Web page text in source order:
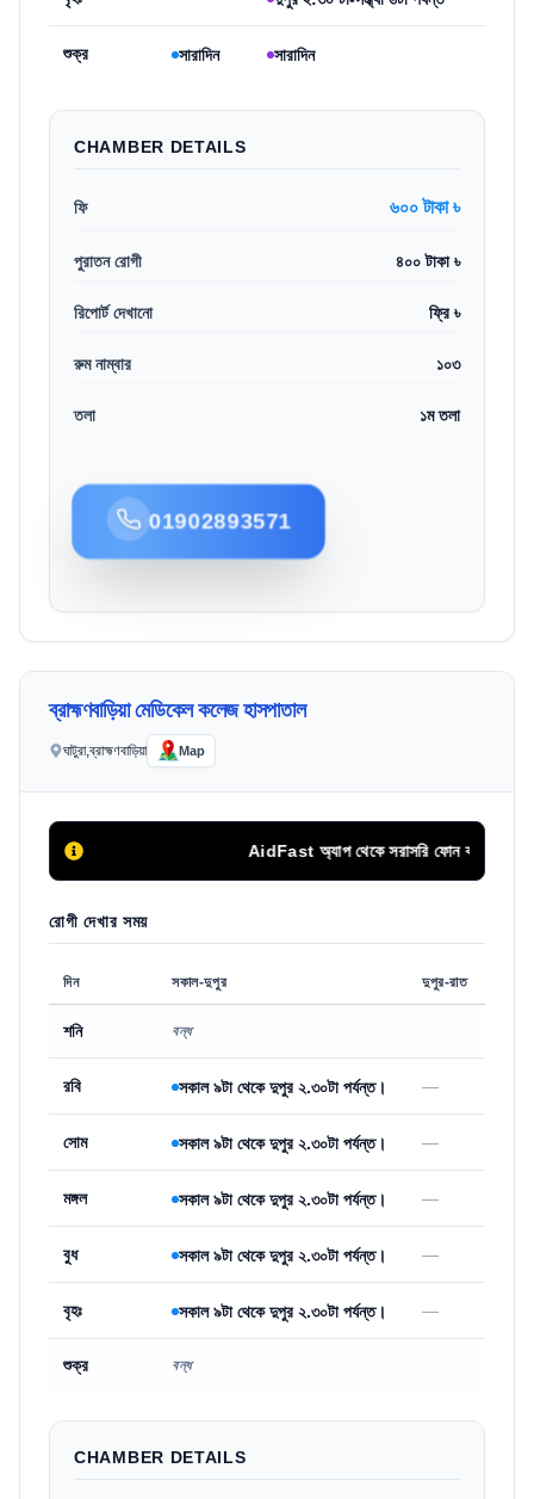
শুক্র সারাদিন সারাদিন
CHAMBER DETAILS
ফি ৬০০ টাকা ৳
পুরাতন রোগী ৪০০ টাকা ৳
রিপোর্ট দেখানো ফ্রি ৳
রুম নাম্বার ১০৩
তলা ১ম তলা
01902893571
ব্রাহ্মণবাড়িয়া মেডিকেল কলেজ হাসপাতাল
ঘাটুরা,ব্রাহ্মণবাড়িয়া Map
AidFast অ্যাপ থেকে সরাসরি ফোন কলের মাধ্যমে
রোগী দেখার সময়
দিন সকাল-দুপুর দুপুর-রাত
শনি বন্ধ
রবি সকাল ৯টা থেকে দুপুর ২.৩০টা পর্যন্ত। —
সোম সকাল ৯টা থেকে দুপুর ২.৩০টা পর্যন্ত। —
মঙ্গল সকাল ৯টা থেকে দুপুর ২.৩০টা পর্যন্ত। —
বুধ সকাল ৯টা থেকে দুপুর ২.৩০টা পর্যন্ত। —
বৃহঃ সকাল ৯টা থেকে দুপুর ২.৩০টা পর্যন্ত। —
শুক্র বন্ধ
CHAMBER DETAILS